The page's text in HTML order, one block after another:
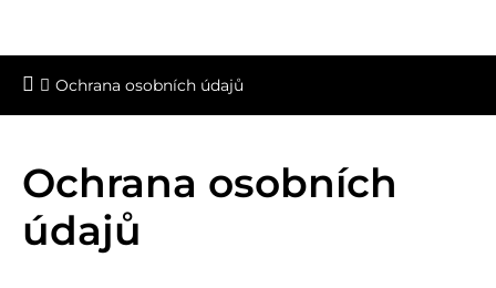
Ochrana osobních údajů
Ochrana osobních
údajů